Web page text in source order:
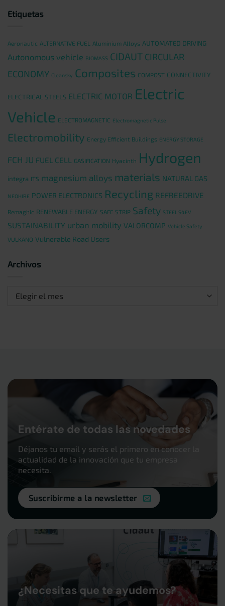
Etiquetas
Aeronautic ALTERNATIVE FUEL Aluminium Alloys AUTOMATED DRIVING
Autonomous vehicle BIOMASS CIDAUT CIRCULAR
ECONOMY Cleansky Composites COMPOST CONNECTIVITY
ELECTRICAL STEELS ELECTRIC MOTOR Electric
Vehicle ELECTROMAGNETIC Electromagnetic Pulse
Electromobility Energy Efficient Buildings ENERGY STORAGE
FCH JU FUEL CELL GASIFICATION Hyacinth Hydrogen
integra ITS magnesium alloys materials NATURAL GAS
NEOHIRE POWER ELECTRONICS Recycling REFREEDRIVE
Remaghic RENEWABLE ENERGY SAFE STRIP Safety STEEL S4EV
SUSTAINABILITY urban mobility VALORCOMP Vehicle Safety
VULKANO Vulnerable Road Users
Archivos
Archivos
Entérate de todas las novedades
Déjanos tu email y serás el primero en conocer la
actualidad de la innovación que tu empresa
necesita.
Suscribirme a la newsletter
¿Necesitas que te ayudemos?